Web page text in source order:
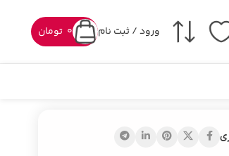
ورود / ثبت نام تومان 0